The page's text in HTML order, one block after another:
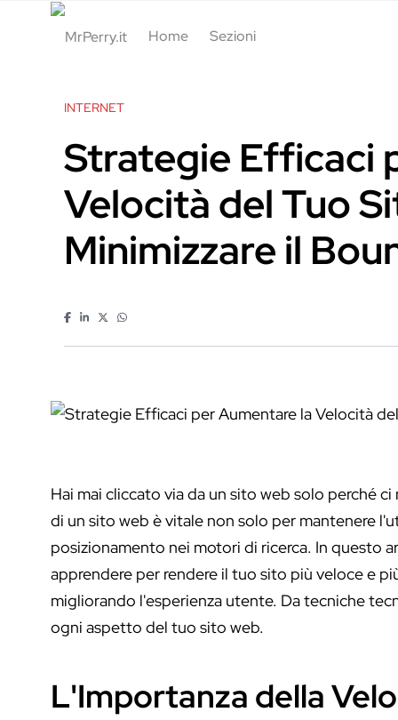
Home Sezioni
INTERNET
Strategie Efficaci
Velocità del Tuo
Minimizzare il
Hai mai cliccato via da un sito web solo perché
di un sito web è vitale non solo per mantenere
posizionamento nei motori di ricerca. In questo
apprendere per rendere il tuo sito più veloce e
migliorando l'esperienza utente. Da tecniche
ogni aspetto del tuo sito web.
L'Importanza della